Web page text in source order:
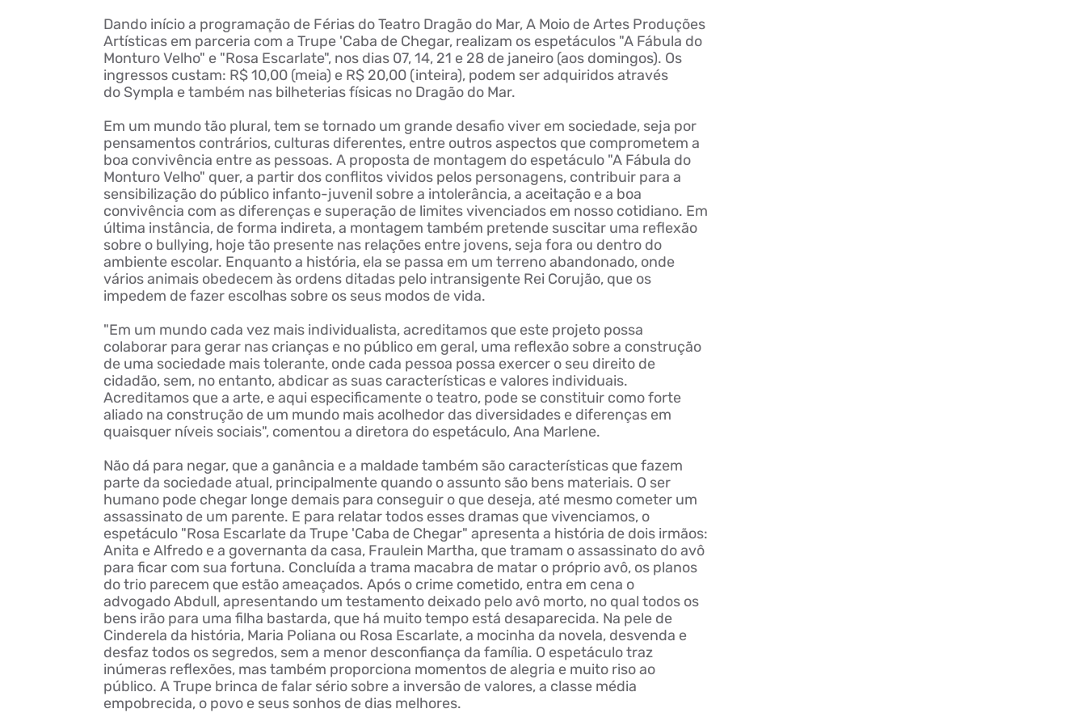
Dando início a programação de Férias do Teatro Dragão do Mar, A Moio de Artes Produções
Artísticas em parceria com a Trupe 'Caba de Chegar, realizam os espetáculos "A Fábula do
Monturo Velho" e "Rosa Escarlate", nos dias 07, 14, 21 e 28 de janeiro (aos domingos). Os
ingressos custam: R$ 10,00 (meia) e R$ 20,00 (inteira), podem ser adquiridos através
do Sympla e também nas bilheterias físicas no Dragão do Mar.
Em um mundo tão plural, tem se tornado um grande desafio viver em sociedade, seja por
pensamentos contrários, culturas diferentes, entre outros aspectos que comprometem a
boa convivência entre as pessoas. A proposta de montagem do espetáculo "A Fábula do
Monturo Velho" quer, a partir dos conflitos vividos pelos personagens, contribuir para a
sensibilização do público infanto-juvenil sobre a intolerância, a aceitação e a boa
convivência com as diferenças e superação de limites vivenciados em nosso cotidiano. Em
última instância, de forma indireta, a montagem também pretende suscitar uma reflexão
sobre o bullying, hoje tão presente nas relações entre jovens, seja fora ou dentro do
ambiente escolar. Enquanto a história, ela se passa em um terreno abandonado, onde
vários animais obedecem às ordens ditadas pelo intransigente Rei Corujão, que os
impedem de fazer escolhas sobre os seus modos de vida.
"Em um mundo cada vez mais individualista, acreditamos que este projeto possa
colaborar para gerar nas crianças e no público em geral, uma reflexão sobre a construção
de uma sociedade mais tolerante, onde cada pessoa possa exercer o seu direito de
cidadão, sem, no entanto, abdicar as suas características e valores individuais.
Acreditamos que a arte, e aqui especificamente o teatro, pode se constituir como forte
aliado na construção de um mundo mais acolhedor das diversidades e diferenças em
quaisquer níveis sociais", comentou a diretora do espetáculo, Ana Marlene.
Não dá para negar, que a ganância e a maldade também são características que fazem
parte da sociedade atual, principalmente quando o assunto são bens materiais. O ser
humano pode chegar longe demais para conseguir o que deseja, até mesmo cometer um
assassinato de um parente. E para relatar todos esses dramas que vivenciamos, o
espetáculo "Rosa Escarlate da Trupe 'Caba de Chegar" apresenta a história de dois irmãos:
Anita e Alfredo e a governanta da casa, Fraulein Martha, que tramam o assassinato do avô
para ficar com sua fortuna. Concluída a trama macabra de matar o próprio avô, os planos
do trio parecem que estão ameaçados. Após o crime cometido, entra em cena o
advogadoAbdull, apresentando um testamento deixado pelo avô morto, no qual todos os
bens irão para uma filha bastarda, que há muito tempo está desaparecida. Na pele de
Cinderela da história, Maria Poliana ou Rosa Escarlate, a mocinha da novela, desvenda e
desfaz todos os segredos, sem a menor desconfiança da família. O espetáculo traz
inúmeras reflexões, mas também proporciona momentos de alegria e muito riso ao
público. A Trupe brinca de falar sério sobre a inversão de valores, a classe média
empobrecida, o povo e seus sonhos de dias melhores.